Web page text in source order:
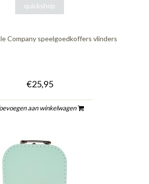
quickshop
Company speelgoedkoffers vlinders
€25,95
aan winkelwagen